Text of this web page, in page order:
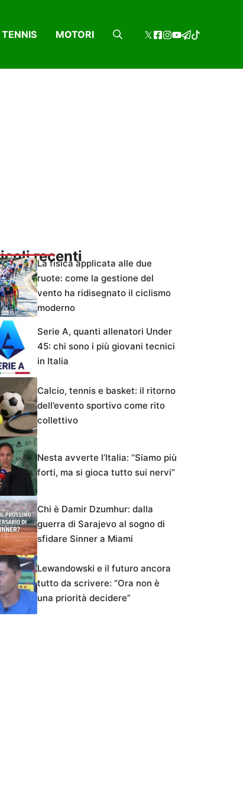
TENNIS MOTORI
recenti
La fisica applicata alle due
ruote: come la gestione del
vento ha ridisegnato il ciclismo
moderno
Serie A, quanti allenatori Under
45: chi sono i più giovani tecnici
in Italia
Calcio, tennis e basket: il ritorno
dell’evento sportivo come rito
collettivo
Nesta avverte l’Italia: “Siamo più
forti, ma si gioca tutto sui nervi”
Chi è Damir Dzumhur: dalla
guerra di Sarajevo al sogno di
sfidare Sinner a Miami
Lewandowski e il futuro ancora
tutto da scrivere: “Ora non è
una priorità decidere”